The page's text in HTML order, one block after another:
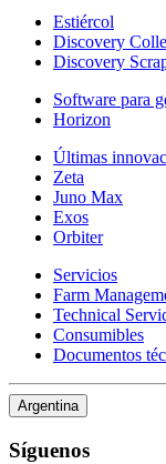
Estiércol
Discovery
Discovery
Software para
Horizon
Últimas
Zeta
Juno Max
Exos
Orbiter
Servicios
Farm
Technical
Consumibles
Documentos
Argentina
Síguenos